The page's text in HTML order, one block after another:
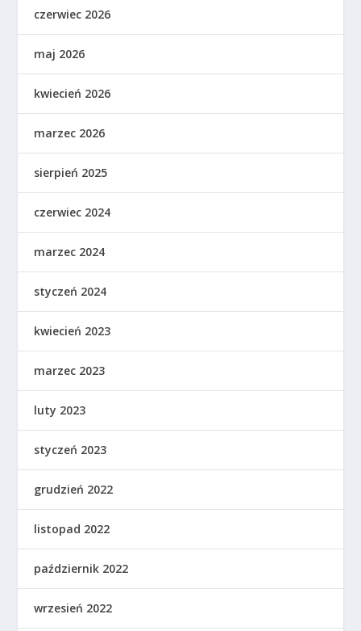
czerwiec 2026
maj 2026
kwiecień 2026
marzec 2026
sierpień 2025
czerwiec 2024
marzec 2024
styczeń 2024
kwiecień 2023
marzec 2023
luty 2023
styczeń 2023
grudzień 2022
listopad 2022
październik 2022
wrzesień 2022